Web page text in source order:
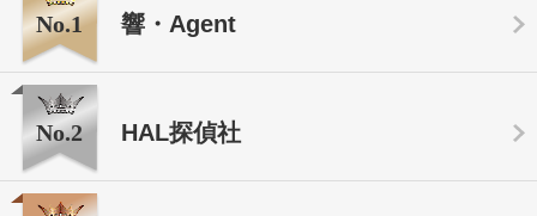
No.1 響・Agent
No.2 HAL探偵社